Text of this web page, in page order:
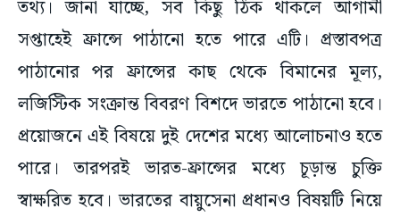
তথ্য। জানা যাচ্ছে, সব কিছু ঠিক থাকলে আগামী
সপ্তাহেই ফ্রান্সে পাঠানো হতে পারে এটি। প্রস্তাবপত্র
পাঠানোর পর ফ্রান্সের কাছ থেকে বিমানের মূল্য,
লজিস্টিক সংক্রান্ত বিবরণ বিশদে ভারতে পাঠানো হবে।
প্রয়োজনে এই বিষয়ে দুই দেশের মধ্যে আলোচনাও হতে
পারে। তারপরই ভারত-ফ্রান্সের মধ্যে চূড়ান্ত চুক্তি
স্বাক্ষরিত হবে। ভারতের বায়ুসেনা প্রধানও বিষয়টি নিয়ে